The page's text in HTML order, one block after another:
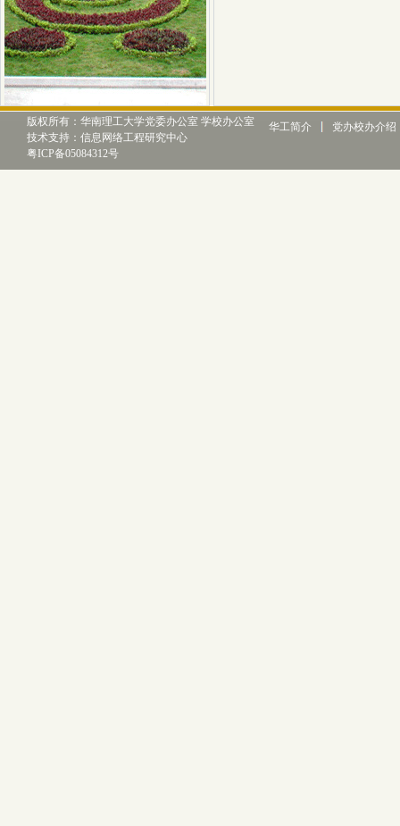
版权所有：华南理工大学党委办公室 学校办公室
技术支持：信息网络工程研究中心
粤ICP备05084312号
华工简介 党办校办介绍